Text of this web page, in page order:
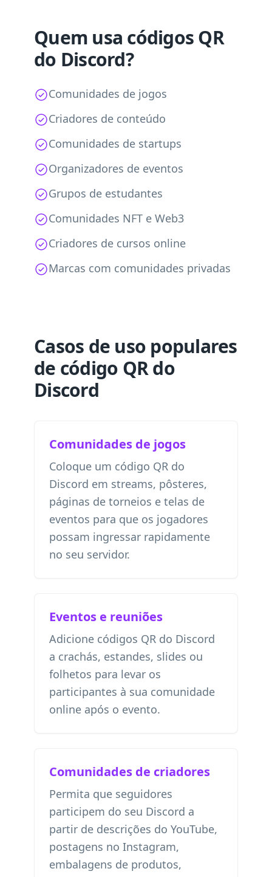
Quem usa códigos QR
do Discord?
Comunidades de jogos
Criadores de conteúdo
Comunidades de startups
Organizadores de eventos
Grupos de estudantes
Comunidades NFT e Web3
Criadores de cursos online
Marcas com comunidades privadas
Casos de uso populares
de código QR do
Discord
Comunidades de jogos
Coloque um código QR do
Discord em streams, pôsteres,
páginas de torneios e telas de
eventos para que os jogadores
possam ingressar rapidamente
no seu servidor.
Eventos e reuniões
Adicione códigos QR do Discord
a crachás, estandes, slides ou
folhetos para levar os
participantes à sua comunidade
online após o evento.
Comunidades de criadores
Permita que seguidores
participem do seu Discord a
partir de descrições do YouTube,
postagens no Instagram,
embalagens de produtos,